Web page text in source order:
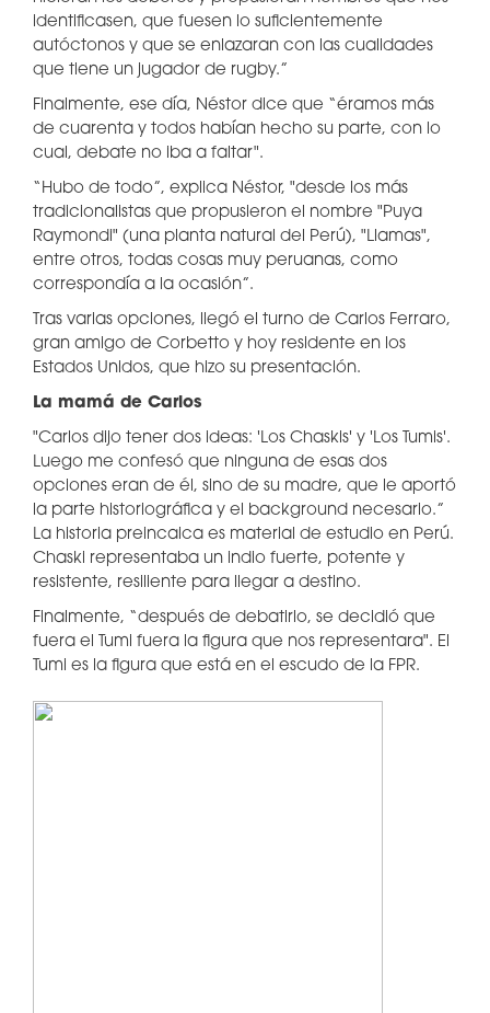
identificasen, que fuesen lo suficientemente
autóctonos y que se enlazaran con las cualidades
que tiene un jugador de rugby.”
Finalmente, ese día, Néstor dice que “éramos más
de cuarenta y todos habían hecho su parte, con lo
cual, debate no iba a faltar".
“Hubo de todo”, explica Néstor, "desde los más
tradicionalistas que propusieron el nombre "Puya
Raymondi" (una planta natural del Perú), "Llamas",
entre otros, todas cosas muy peruanas, como
correspondía a la ocasión”.
Tras varias opciones, llegó el turno de Carlos Ferraro,
gran amigo de Corbetto y hoy residente en los
Estados Unidos, que hizo su presentación.
La mamá de Carlos
"Carlos dijo tener dos ideas: 'Los Chaskis' y 'Los Tumis'.
Luego me confesó que ninguna de esas dos
opciones eran de él, sino de su madre, que le aportó
la parte historiográfica y el background necesario.”
La historia preincaica es material de estudio en Perú.
Chaski representaba un indio fuerte, potente y
resistente, resiliente para llegar a destino.
Finalmente, “después de debatirlo, se decidió que
fuera el Tumi fuera la figura que nos representara". El
Tumi es la figura que está en el escudo de la FPR.